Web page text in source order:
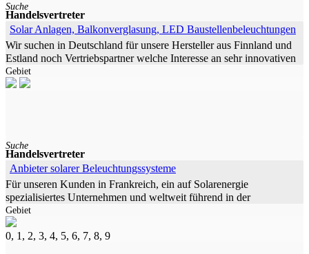
Suche
Handelsvertreter
Solar Anlagen, Balkonverglasung, LED Baustellenbeleuchtungen
Wir suchen in Deutschland für unsere Hersteller aus Finnland und
Estland noch Vertriebspartner welche Interesse an sehr innovativen
Produkten haben. Gebiets- und Kundenschutz ist
selbstverständlich.
Gebiet
Suche
Handelsvertreter
Anbieter solarer Beleuchtungssysteme
Für unseren Kunden in Frankreich, ein auf Solarenergie
spezialisiertes Unternehmen und weltweit führend in der
Stadtbeleuchtung, suchen wir einen unabhängigen Handelsvertreter
in der Schweiz. Ihre
Gebiet
0, 1, 2, 3, 4, 5, 6, 7, 8, 9